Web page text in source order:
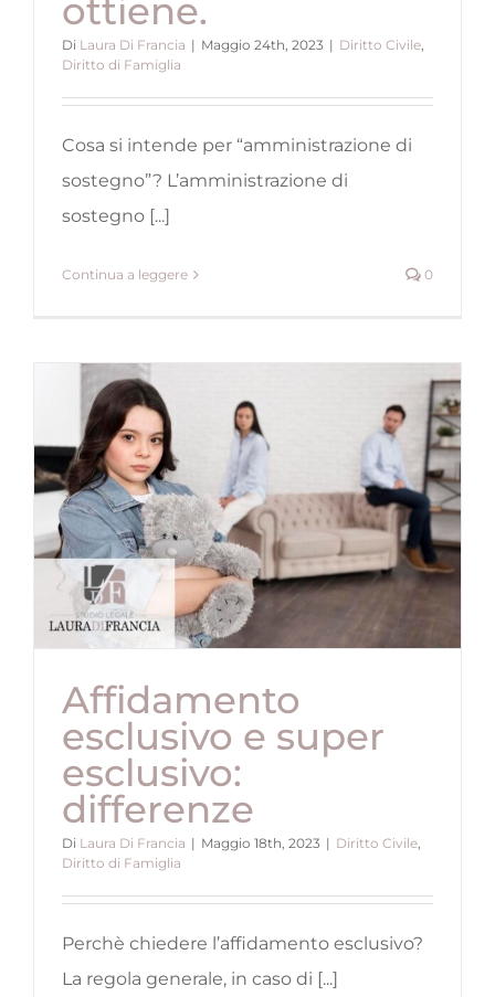
ottiene.
Di Laura Di Francia | Maggio 24th, 2023 | Diritto Civile
Diritto di Famiglia
Cosa si intende per “amministrazione di
sostegno”? L’amministrazione di
sostegno [...]
Continua a leggere 0
Affidamento
esclusivo e super
esclusivo:
differenze
Di Laura Di Francia | Maggio 18th, 2023 | Diritto Civile
Diritto di Famiglia
Perchè chiedere l’affidamento esclusivo?
La regola generale, in caso di [...]